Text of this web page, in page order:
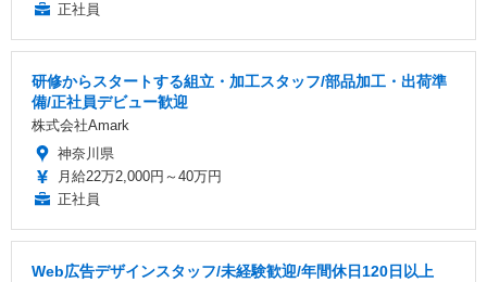
正社員
研修からスタートする組立・加工スタッフ/部品加工・出荷準
備/正社員デビュー歓迎
株式会社Amark
神奈川県
月給22万2,000円～40万円
正社員
Web広告デザインスタッフ/未経験歓迎/年間休日120日以上